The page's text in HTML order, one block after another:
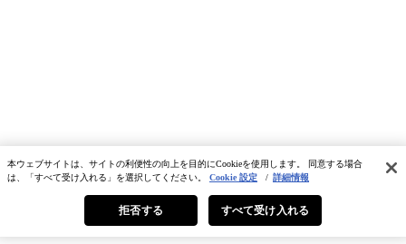
本ウェブサイトは、サイトの利便性の向上を目的にCookieを使用します。 同意する場合
は、「すべて受け入れる」を選択してください。 Cookie 設定 / 詳細情報
拒否する すべて受け入れる